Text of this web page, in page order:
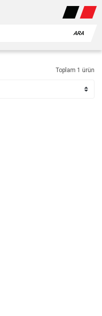
ARA
Toplam 1 ürün